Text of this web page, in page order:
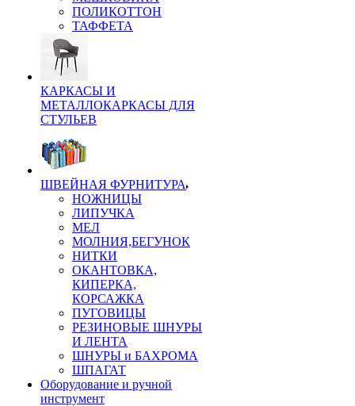
ПОЛИКОТТОН
ТАФФЕТА
КАРКАСЫ И
МЕТАЛЛОКАРКАСЫ ДЛЯ
СТУЛЬЕВ
ШВЕЙНАЯ ФУРНИТУРА
НОЖНИЦЫ
ЛИПУЧКА
МЕЛ
МОЛНИЯ,БЕГУНОК
НИТКИ
ОКАНТОВКА,
КИПЕРКА,
КОРСАЖКА
ПУГОВИЦЫ
РЕЗИНОВЫЕ ШНУРЫ
И ЛЕНТА
ШНУРЫ и БАХРОМА
ШПАГАТ
Оборудование и ручной
инструмент